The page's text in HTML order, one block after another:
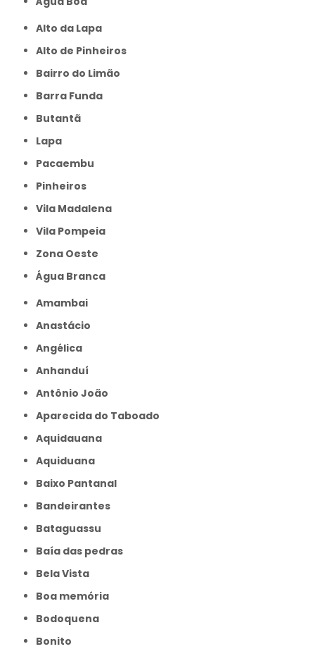
Alto da Lapa
Alto de Pinheiros
Bairro do Limão
Barra Funda
Butantã
Lapa
Pacaembu
Pinheiros
Vila Madalena
Vila Pompeia
Zona Oeste
Água Branca
Amambai
Anastácio
Angélica
Anhanduí
Antônio João
Aparecida do Taboado
Aquidauana
Aquiduana
Baixo Pantanal
Bandeirantes
Bataguassu
Baía das pedras
Bela Vista
Boa memória
Bodoquena
Bonito